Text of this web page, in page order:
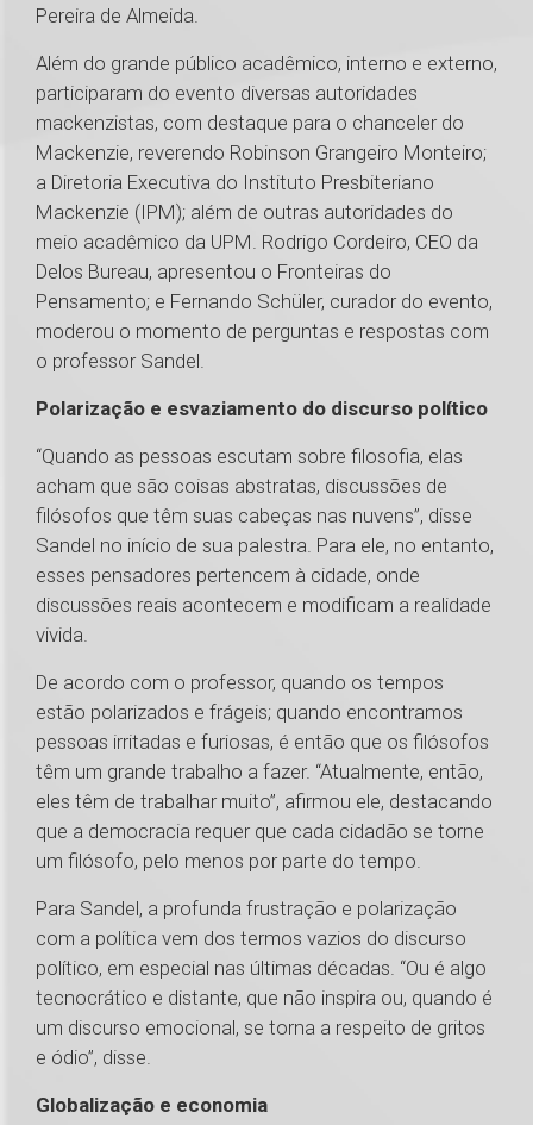
Pereira de Almeida.
Além do grande público acadêmico, interno e externo,
participaram do evento diversas autoridades
mackenzistas, com destaque para o chanceler do
Mackenzie, reverendo Robinson Grangeiro Monteiro;
a Diretoria Executiva do Instituto Presbiteriano
Mackenzie (IPM); além de outras autoridades do
meio acadêmico da UPM. Rodrigo Cordeiro, CEO da
Delos Bureau, apresentou o Fronteiras do
Pensamento; e Fernando Schüler, curador do evento,
moderou o momento de perguntas e respostas com
o professor Sandel.
Polarização e esvaziamento do discurso político
“Quando as pessoas escutam sobre filosofia, elas
acham que são coisas abstratas, discussões de
filósofos que têm suas cabeças nas nuvens”, disse
Sandel no início de sua palestra. Para ele, no entanto,
esses pensadores pertencem à cidade, onde
discussões reais acontecem e modificam a realidade
vivida.
De acordo com o professor, quando os tempos
estão polarizados e frágeis; quando encontramos
pessoas irritadas e furiosas, é então que os filósofos
têm um grande trabalho a fazer. “Atualmente, então,
eles têm de trabalhar muito”, afirmou ele, destacando
que a democracia requer que cada cidadão se torne
um filósofo, pelo menos por parte do tempo.
Para Sandel, a profunda frustração e polarização
com a política vem dos termos vazios do discurso
político, em especial nas últimas décadas. “Ou é algo
tecnocrático e distante, que não inspira ou, quando é
um discurso emocional, se torna a respeito de gritos
e ódio”, disse.
Globalização e economia